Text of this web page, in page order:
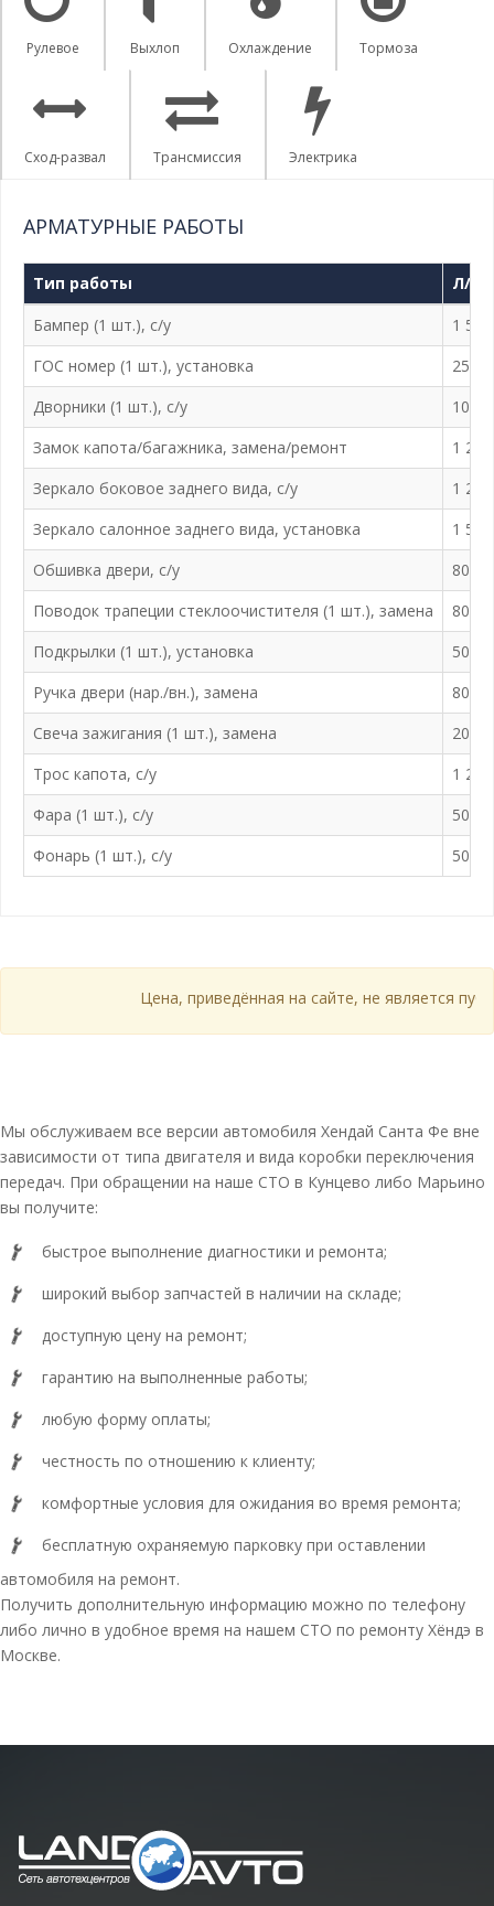
Рулевое Выхлоп Охлаждение Тормоза
Сход-развал Трансмиссия Электрика
АРМАТУРНЫЕ РАБОТЫ
Тип работы
Л/а
Бампер (1 шт.), с/у
1
ГОС номер (1 шт.), установка
250 ₽
Дворники (1 шт.), с/у
100 ₽
Замок капота/багажника, замена/ремонт
1
Зеркало боковое заднего вида, с/у
1
Зеркало салонное заднего вида, установка
1
Обшивка двери, с/у
800 ₽
Поводок трапеции стеклоочистителя (1 шт.), замена
800 ₽
Подкрылки (1 шт.), установка
500 ₽
Ручка двери (нар./вн.), замена
800 ₽
Свеча зажигания (1 шт.), замена
200 ₽
Трос капота, с/у
1
Фара (1 шт.), с/у
500 ₽
Фонарь (1 шт.), с/у
500 ₽
Цена, приведённая на сайте, не является
Мы обслуживаем все версии автомобиля Хендай Санта Фе вне
зависимости от типа двигателя и вида коробки переключения
передач. При обращении на наше СТО в Кунцево либо Марьино
вы получите:
быстрое выполнение диагностики и ремонта;
широкий выбор запчастей в наличии на складе;
доступную цену на ремонт;
гарантию на выполненные работы;
любую форму оплаты;
честность по отношению к клиенту;
комфортные условия для ожидания во время ремонта;
бесплатную охраняемую парковку при оставлении
автомобиля на ремонт.
Получить дополнительную информацию можно по телефону
либо лично в удобное время на нашем СТО по ремонту Хёндэ в
Москве.